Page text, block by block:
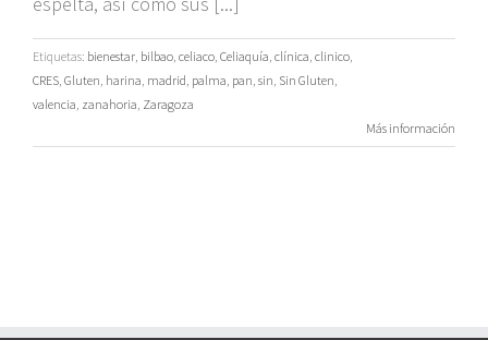
Etiquetas: bienestar bilbao celiaco Celiaquía clínica clinico
CRES Gluten harina madrid palma pan sin Sin Gluten
valencia zanahoria Zaragoza
Más información